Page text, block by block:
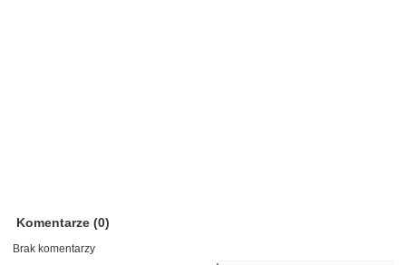
Komentarze (0)
Brak komentarzy